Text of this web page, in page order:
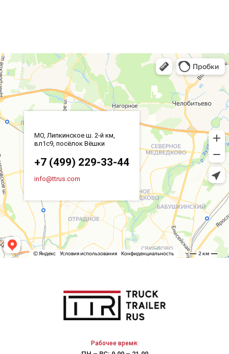
МО, Липкинское ш. 2-й км,
вл1с9, посёлок Вёшки
+7 (499) 229-33-44
info@ttrus.com
Рабочее время: